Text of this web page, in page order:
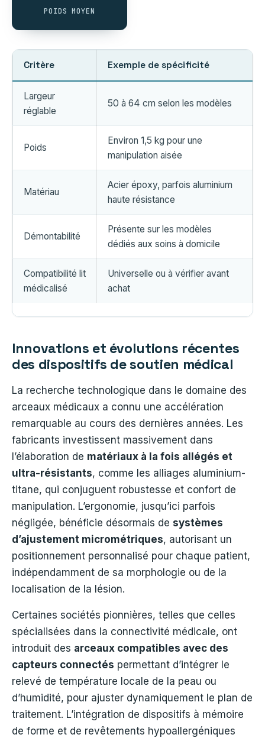
POIDS MOYEN
Critère Exemple de spécificité
Largeur
réglable
50 à 64 cm selon les modèles
Poids
Environ 1,5 kg pour une
manipulation aisée
Matériau
Acier époxy, parfois aluminium
haute résistance
Démontabilité
Présente sur les modèles
dédiés aux soins à domicile
Compatibilité lit
médicalisé
Universelle ou à vérifier avant
achat
Innovations et évolutions récentes
des dispositifs de soutien médical
La recherche technologique dans le domaine des
arceaux médicaux a connu une accélération
remarquable au cours des dernières années. Les
fabricants investissent massivement dans
l’élaboration de matériaux à la fois allégés et
ultra-résistants, comme les alliages aluminium-
titane, qui conjuguent robustesse et confort de
manipulation. L’ergonomie, jusqu’ici parfois
négligée, bénéficie désormais de systèmes
d’ajustement micrométriques, autorisant un
positionnement personnalisé pour chaque patient,
indépendamment de sa morphologie ou de la
localisation de la lésion.
Certaines sociétés pionnières, telles que celles
spécialisées dans la connectivité médicale, ont
introduit des arceaux compatibles avec des
capteurs connectés permettant d’intégrer le
relevé de température locale de la peau ou
d’humidité, pour ajuster dynamiquement le plan de
traitement. L’intégration de dispositifs à mémoire
de forme et de revêtements hypoallergéniques